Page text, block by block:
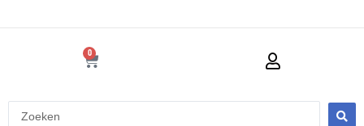
0
WINKELWAGEN
Search